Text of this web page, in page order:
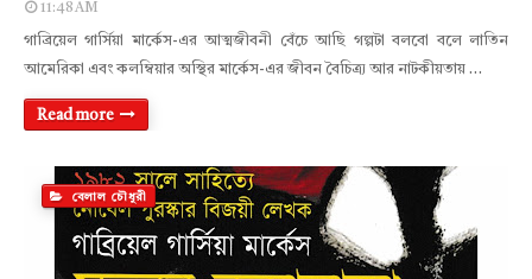
11:48 AM
গাব্রিয়েল গার্সিয়া মার্কেস-এর আত্মজীবনী বেঁচে আছি গল্পটা বলবো বলে লাতিন
আমেরিকা এবং কলম্বিয়ার অস্থির মার্কেস-এর জীবন বৈচিত্র্য আর নাটকীয়তায় …
Read more
বেলাল চৌধুরী